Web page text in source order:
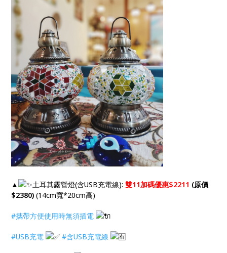
▲ 土耳其露營燈(含USB充電線):雙11加碼優惠$2211 (原價
$2380) (14cm寬*20cm高)
#攜帶方便使用時無須插電
#USB充電 #含USB充電線